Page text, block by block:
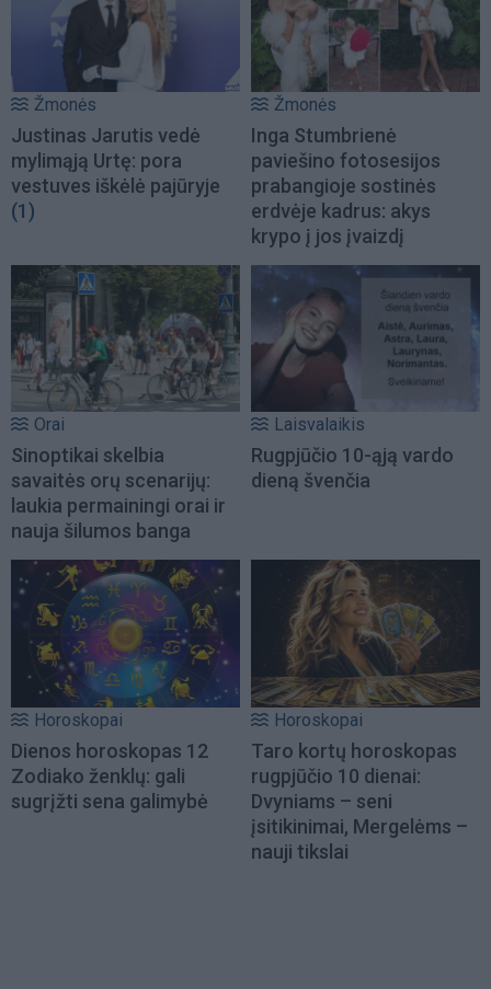
Žmonės
Justinas Jarutis vedė
mylimąją Urtę: pora
vestuves iškėlė pajūryje
(1)
Žmonės
Inga Stumbrienė
paviešino fotosesijos
prabangioje sostinės
erdvėje kadrus: akys
krypo į jos įvaizdį
Orai
Sinoptikai skelbia
savaitės orų scenarijų:
laukia permainingi orai ir
nauja šilumos banga
Laisvalaikis
Rugpjūčio 10-ąją vardo
dieną švenčia
Horoskopai
Dienos horoskopas 12
Zodiako ženklų: gali
sugrįžti sena galimybė
Horoskopai
Taro kortų horoskopas
rugpjūčio 10 dienai:
Dvyniams – seni
įsitikinimai, Mergelėms –
nauji tikslai